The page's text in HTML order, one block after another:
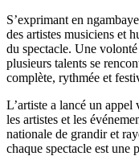
S’exprimant en
des artistes musiciens et
du spectacle. Une
plusieurs talents se
complète, rythmée et
L’artiste a lancé un
les artistes et les
nationale de grandir et
chaque spectacle est une